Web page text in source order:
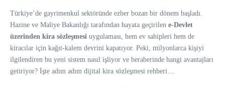
Türkiye’de gayrimenkul sektöründe ezber bozan bir dönem başladı.
Hazine ve Maliye Bakanlığı tarafından hayata geçirilen e-Devlet
üzerinden kira sözleşmesi uygulaması, hem ev sahipleri hem de
kiracılar için kağıt-kalem devrini kapatıyor. Peki, milyonlarca kişiyi
ilgilendiren bu yeni sistem nasıl işliyor ve beraberinde hangi avantajları
getiriyor? İşte adım adım dijital kira sözleşmesi rehberi…